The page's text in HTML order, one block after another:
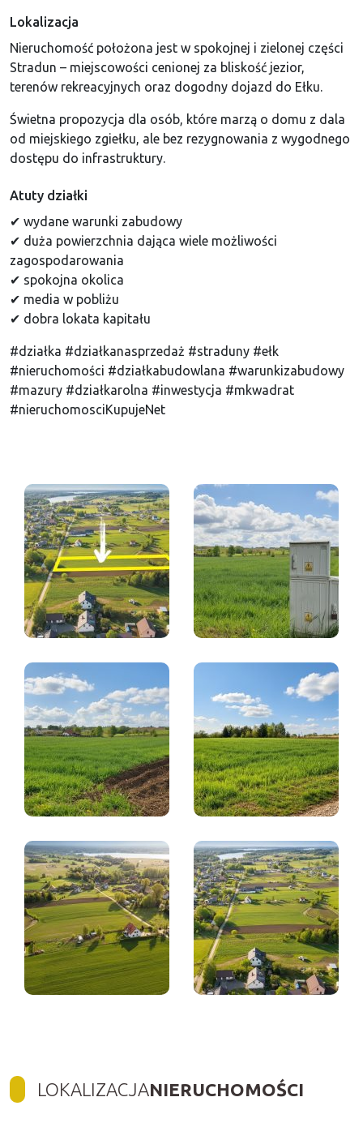
Lokalizacja
Nieruchomość położona jest w spokojnej i zielonej części
Stradun – miejscowości cenionej za bliskość jezior,
terenów rekreacyjnych oraz dogodny dojazd do Ełku.
Świetna propozycja dla osób, które marzą o domu z dala
od miejskiego zgiełku, ale bez rezygnowania z wygodnego
dostępu do infrastruktury.
Atuty działki
✔ wydane warunki zabudowy
✔ duża powierzchnia dająca wiele możliwości
zagospodarowania
✔ spokojna okolica
✔ media w pobliżu
✔ dobra lokata kapitału
#działka #działkanasprzedaż #straduny #ełk
#nieruchomości #działkabudowlana #warunkizabudowy
#mazury #działkarolna #inwestycja #mkwadrat
#nieruchomosciKupujeNet
LOKALIZACJANIERUCHOMOŚCI